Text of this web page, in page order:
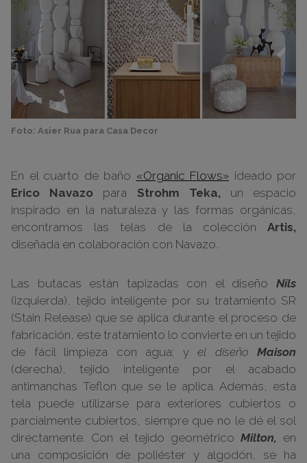
Foto: Asier Rua para Casa Decor
En el cuarto de baño «Organic Flows» ideado por
Erico Navazo para Strohm Teka,un espacio
inspirado en la naturaleza y las formas orgánicas,
encontramos las telas de la colección Artis,
diseñada en colaboración con Navazo.
Las butacas están tapizadas con el diseño Nils
(izquierda), tejido inteligente por su tratamiento SR
(Stain Release) que se aplica durante el proceso de
fabricación, este tratamiento lo convierte en un tejido
de fácil limpieza con agua; yel diseño Maison
(derecha), tejido inteligente por el acabado
antimanchas Teflon que se le aplica. Además, esta
tela puede utilizarse para exteriores cubiertos o
parcialmente cubiertos, siempre que no le dé el sol
directamente. Con el tejido geométrico Milton, en
una composición de poliéster y algodón, se ha